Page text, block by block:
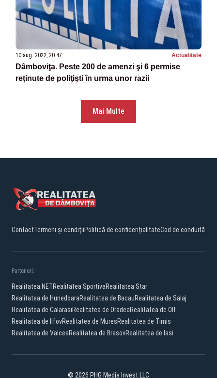
10 aug. 2022, 20:47 Actualitate
Dâmboviţa. Peste 200 de amenzi şi 6 permise
reţinute de poliţişti în urma unor razii
Mai Multe
ContactTermeni și condițiiPolitică de confidențialitateCod de conduită
Parteneri:
Realitatea.NETRealitatea SportivaRealitatea Star
Realitatea de HunedoaraRealitatea de BacauRealitatea de Salaj
Realitatea de CalarasiRealitatea de OradeaRealitatea de Olt
Realitatea de IlfovRealitatea de MuresRealitatea de Timis
Realitatea de ValceaRealitatea de BrasovRealitatea de Iasi
© 2026 PHG Media Invest LLC